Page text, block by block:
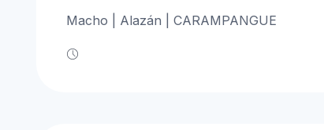
Macho | Alazán | CARAMPANGUE